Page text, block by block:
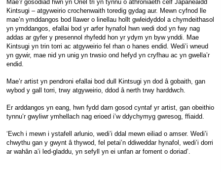
Mae’r gosodiad hwn yn Oriel tri yn tynnu o athroniaeth celf Japaneaidd
Kintsugi – atgyweirio crochenwaith toredig gydag aur. Mewn cyfnod lle
mae’n ymddangos bod llawer o linellau hollt gwleidyddol a chymdeithasol
yn ymddangos, efallai bod yr arfer hynafol hwn wedi dod yn fwy nag
addas ar gyfer y presennol rhyfedd hon yr ydym yn byw ynddi. Mae
Kintsugi yn trin torri ac atgyweirio fel rhan o hanes endid. Wedi’i wneud
yn gywir, mae nid yn unig yn trwsio ond hefyd yn cryfhau ac yn gwella’r
endid.
Mae’r artist yn pendroni efallai bod dull Kintsugi yn dod â gobaith, gan
wybod y gall torri, trwy atgyweirio, ddod â nerth trwy harddwch.
Er arddangos yn eang, hwn fydd darn gosod cyntaf yr artist, gan obeithio
tynnu’r gwyliwr ymhellach nag erioed i’w ddychymyg gwresog, ffiaidd.
‘Ewch i mewn i ystafell arlunio, wedi’i ddal mewn eiliad o amser. Wedi’i
chwythu gan y gwynt â thywod, fel petai’n ddiweddar hynafol, wedi’i dorri
ar wahân a’i led-gladdu, yn sefyll yn ei unfan ar foment o doriad’.